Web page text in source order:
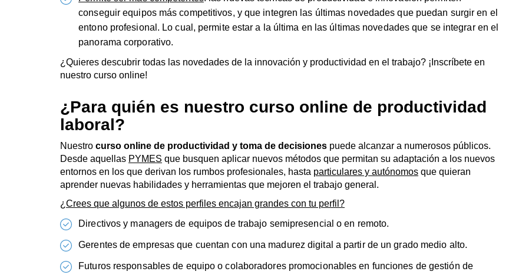
Desde aquellas
PYMES
que busquen aplicar nuevos métodos que permitan su adaptación a los nuevos
entornos en los que derivan los rumbos profesionales, hasta
particulares y autónomos que quieran
aprender nuevas habilidades y herramientas que mejoren el trabajo general.
Directivos y managers de equipos de trabajo semipresencial o en remoto.
Futuros responsables de equipo o colaboradores promocionables en funciones de gestión de
personas.
Responsables de organización, innovación, transformación digital, equipos de recursos humanos y
gestión del talento.
¿Encaja tu perfil en alguno de los siguientes? ¡Entonces este curso está hecho para ti!
¿Qué vas a aprender en nuestro curso online de alto
desempeño laboral?